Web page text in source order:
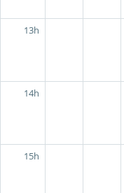
13h
14h
15h